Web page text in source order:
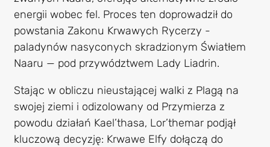
energii wobec fel. Proces ten doprowadził do
powstania Zakonu Krwawych Rycerzy -
paladynów nasyconych skradzionym Światłem
Naaru — pod przywództwem Lady Liadrin.
Stając w obliczu nieustającej walki z Plagą na
swojej ziemi i odizolowany od Przymierza z
powodu działań Kael’thasa, Lor’themar podjął
kluczową decyzję: Krwawe Elfy dołączą do